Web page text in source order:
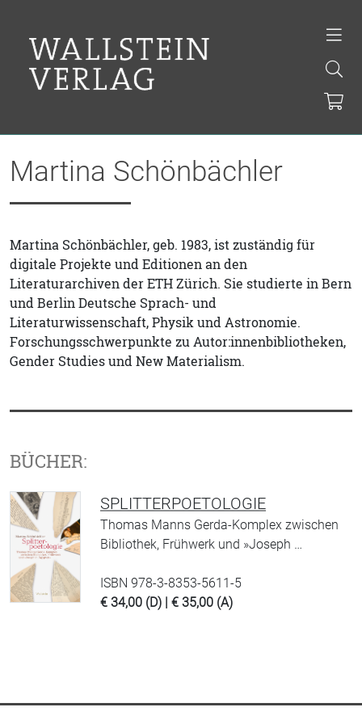
Martina Schönbächler
Martina Schönbächler, geb. 1983, ist zuständig für
digitale Projekte und Editionen an den
Literaturarchiven der ETH Zürich. Sie studierte in Bern
und Berlin Deutsche Sprach- und
Literaturwissenschaft, Physik und Astronomie.
Forschungsschwerpunkte zu Autor:innenbibliotheken,
Gender Studies und New Materialism.
BÜCHER:
SPLITTERPOETOLOGIE
Thomas Manns Gerda-Komplex zwischen
Bibliothek, Frühwerk und »Joseph …
ISBN 978-3-8353-5611-5
€ 34,00 (D) | € 35,00 (A)